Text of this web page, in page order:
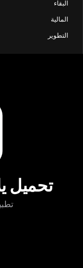
البقاء
المالية
التطوير
تحميل